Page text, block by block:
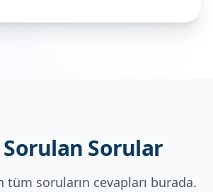
Sorulan Sorular
tüm soruların cevapları burada.